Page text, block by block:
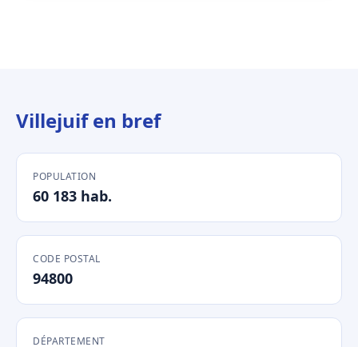
Villejuif en bref
POPULATION
60 183 hab.
CODE POSTAL
94800
DÉPARTEMENT